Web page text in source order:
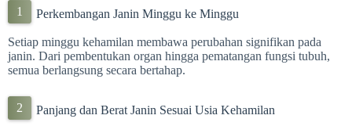
Perkembangan Janin Minggu ke Minggu
Setiap minggu kehamilan membawa perubahan signifikan pada
janin. Dari pembentukan organ hingga pematangan fungsi tubuh,
semua berlangsung secara bertahap.
Panjang dan Berat Janin Sesuai Usia Kehamilan